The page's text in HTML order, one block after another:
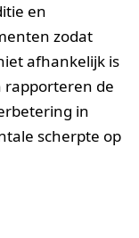
en
zodat
afhankelijk is
rapporteren de
in
scherpte op